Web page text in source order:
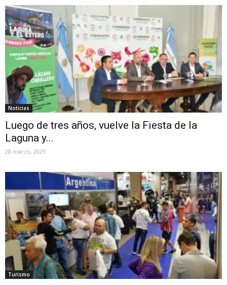
Noticias
Luego de tres años, vuelve la Fiesta de la
Laguna y...
28 marzo, 2023
Turismo